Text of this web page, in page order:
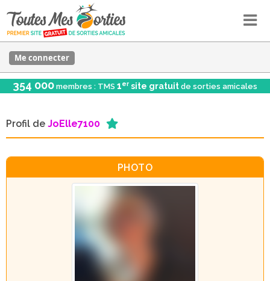
Me connecter
354 000 membres : TMS 1er site gratuit de sorties amicales
Profil de JoElle7100
PHOTO